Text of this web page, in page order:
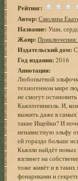
Рейтинг:
Автор: Смолина
Название: Уши,
Жанр:
Издательский дом:
Год издания: 2016
Аннотация:
Любопытной
техногенном мире
не смогут
Кьяллэтиниэль. И,
выжить даже в самых
такие Ищейки? И
ненавистную эльфу
ей гораздо больше
Кьялли найдёт новых
взглянет на
тоже живёт и в
фонариками и